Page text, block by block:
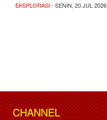
EKSPLORASI- SENIN, 20 JUL 2026
CHANNEL